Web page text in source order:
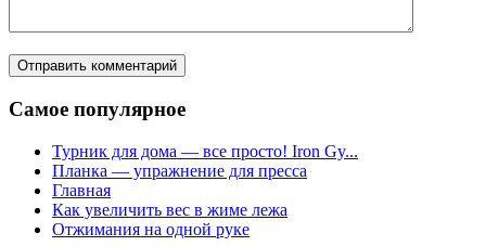
Самое популярное
Турник для дома — все просто! Iron Gy...
Планка — упражнение для пресса
Главная
Как увеличить вес в жиме лежа
Отжимания на одной руке